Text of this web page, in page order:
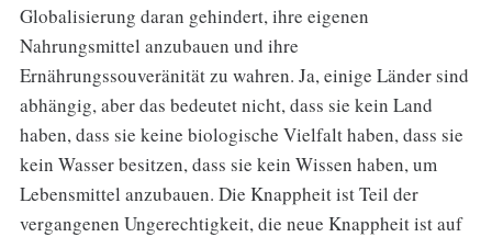
Globalisierung daran gehindert, ihre eigenen
Nahrungsmittel anzubauen und ihre
Ernährungssouveränität zu wahren. Ja, einige Länder sind
abhängig, aber das bedeutet nicht, dass sie kein Land
haben, dass sie keine biologische Vielfalt haben, dass sie
kein Wasser besitzen, dass sie kein Wissen haben, um
Lebensmittel anzubauen. Die Knappheit ist Teil der
vergangenen Ungerechtigkeit, die neue Knappheit ist auf